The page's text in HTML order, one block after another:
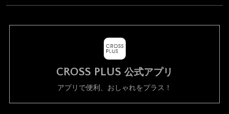
CROSS PLUS 公式アプリ
アプリで便利、おしゃれをプラス！